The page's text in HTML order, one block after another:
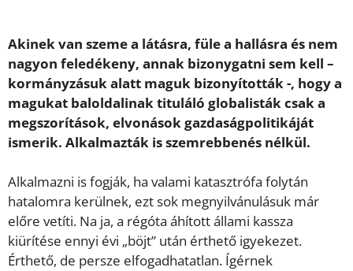
Akinek van szeme a látásra, füle a hallásra és nem
nagyon feledékeny, annak bizonygatni sem kell –
kormányzásuk alatt maguk bizonyították -, hogy a
magukat baloldalinak tituláló globalisták csak a
megszorítások, elvonások gazdaságpolitikáját
ismerik. Alkalmazták is szemrebbenés nélkül.
Alkalmazni is fogják, ha valami katasztrófa folytán
hatalomra kerülnek, ezt sok megnyilvánulásuk már
előre vetíti. Na ja, a régóta áhított állami kassza
kiürítése ennyi évi „böjt” után érthető igyekezet.
Érthető, de persze elfogadhatatlan. Ígérnek